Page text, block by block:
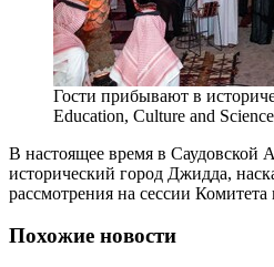
Гости прибывают в
Education, Culture and
В настоящее время в
исторический город Джидда,
рассмотрения на сессии Комитета
Похожие новости